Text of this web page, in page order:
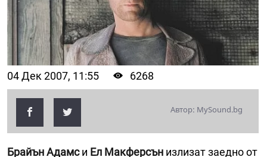
04 Дек 2007, 11:55 6268
Автор: MySound.bg
Брайън Адамси Ел Макферсън излизат заедно от